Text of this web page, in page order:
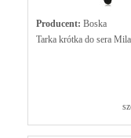
Producent: Boska
Tarka krótka do sera